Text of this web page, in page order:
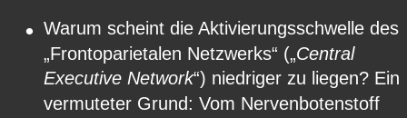
• Warum scheint die Aktivierungsschwelle des
„Frontoparietalen Netzwerks“ („Central
Executive Network“) niedriger zu liegen? Ein
vermuteter Grund: Vom Nervenbotenstoff